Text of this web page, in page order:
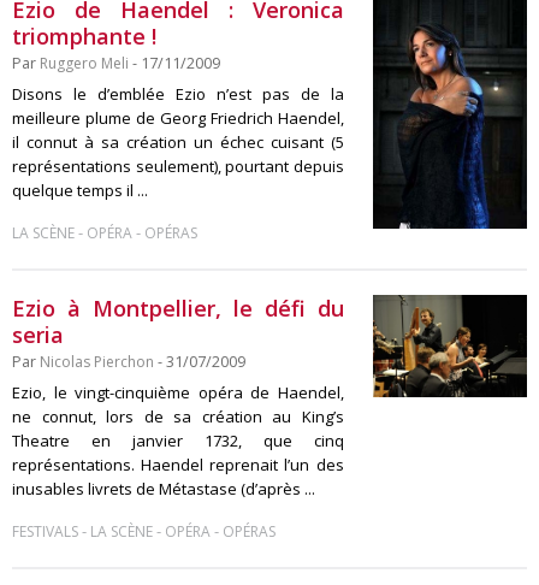
Ezio de Haendel : Veronica
triomphante !
Par Ruggero Meli - 17/11/2009
Disons le d’emblée Ezio n’est pas de la
meilleure plume de Georg Friedrich Haendel,
il connut à sa création un échec cuisant (5
représentations seulement), pourtant depuis
quelque temps il ...
LA SCÈNE- OPÉRA- OPÉRAS
Ezio à Montpellier, le défi du
seria
Par Nicolas Pierchon - 31/07/2009
Ezio, le vingt-cinquième opéra de Haendel,
ne connut, lors de sa création au King’s
Theatre en janvier 1732, que cinq
représentations. Haendel reprenait l’un des
inusables livrets de Métastase (d’après ...
FESTIVALS- LA SCÈNE- OPÉRA- OPÉRAS